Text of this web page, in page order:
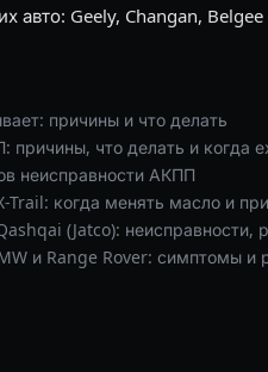
авто: Geely, Changan,
причины и что делать
причины, что делать и когда
неисправности АКПП
Trail: когда менять масло и
(Jatco): неисправности,
и Range Rover: симптомы и